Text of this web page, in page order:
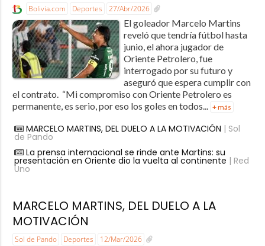
Bolivia.com Deportes 27/Abr/2026
El goleador Marcelo Martins
reveló que tendría fútbol hasta
junio, el ahora jugador de
Oriente Petrolero, fue
interrogado por su futuro y
aseguró que espera cumplir con
el contrato. “Mi compromiso con Oriente Petrolero es
permanente, es serio, por eso los goles en todos... + más
MARCELO MARTINS, DEL DUELO A LA MOTIVACIÓN | Sol
de Pando
La prensa internacional se rinde ante Martins: su
presentación en Oriente dio la vuelta al continente | Red
Uno
MARCELO MARTINS, DEL DUELO A LA
MOTIVACIÓN
Sol de Pando Deportes 12/Mar/2026